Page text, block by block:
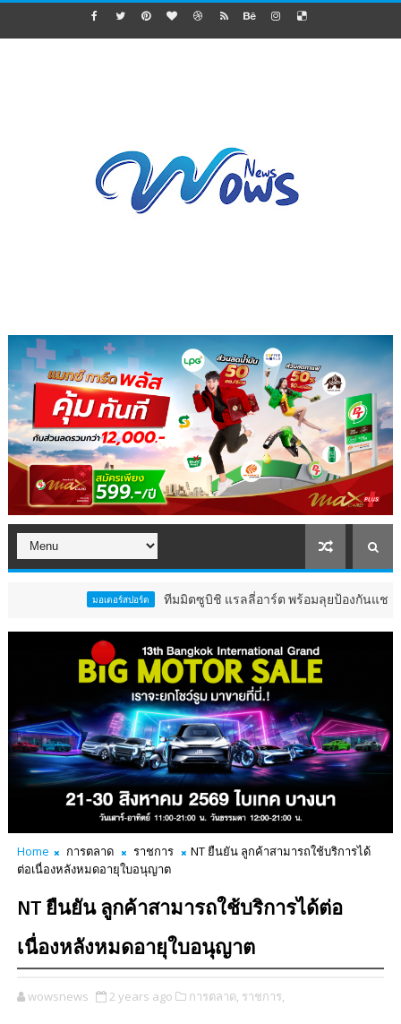
ทีมมิตซูบิชิ แรลลี่อาร์ต พร้อมลุยป้องกันแชมป์เต็มพิกัด ใน
Home การตลาด ราชการ
NT ยืนยัน ลูกค้าสามารถใช้บริการได้
ต่อเนื่องหลังหมดอายุใบอนุญาต
NT ยืนยัน ลูกค้าสามารถใช้บริการได้ต่อ
เนื่องหลังหมดอายุใบอนุญาต
wowsnews 2 years ago การตลาด, ราชการ,